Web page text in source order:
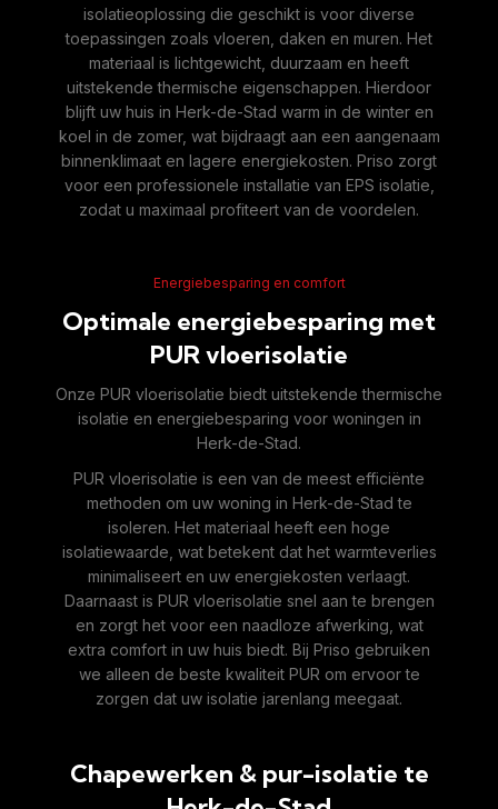
isolatieoplossing die geschikt is voor diverse
toepassingen zoals vloeren, daken en muren. Het
materiaal is lichtgewicht, duurzaam en heeft
uitstekende thermische eigenschappen. Hierdoor
blijft uw huis in Herk-de-Stad warm in de winter en
koel in de zomer, wat bijdraagt aan een aangenaam
binnenklimaat en lagere energiekosten. Priso zorgt
voor een professionele installatie van EPS isolatie,
zodat u maximaal profiteert van de voordelen.
Energiebesparing en comfort
Optimale energiebesparing met
PUR vloerisolatie
Onze PUR vloerisolatie biedt uitstekende thermische
isolatie en energiebesparing voor woningen in
Herk-de-Stad.
PUR vloerisolatie is een van de meest efficiënte
methoden om uw woning in Herk-de-Stad te
isoleren. Het materiaal heeft een hoge
isolatiewaarde, wat betekent dat het warmteverlies
minimaliseert en uw energiekosten verlaagt.
Daarnaast is PUR vloerisolatie snel aan te brengen
en zorgt het voor een naadloze afwerking, wat
extra comfort in uw huis biedt. Bij Priso gebruiken
we alleen de beste kwaliteit PUR om ervoor te
zorgen dat uw isolatie jarenlang meegaat.
Chapewerken & pur-isolatie te